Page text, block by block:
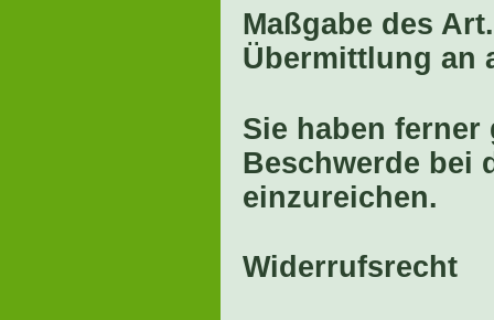
Maßgabe des
Übermittlung an
Sie haben ferner
Beschwerde bei
einzureichen.
Widerrufsrecht